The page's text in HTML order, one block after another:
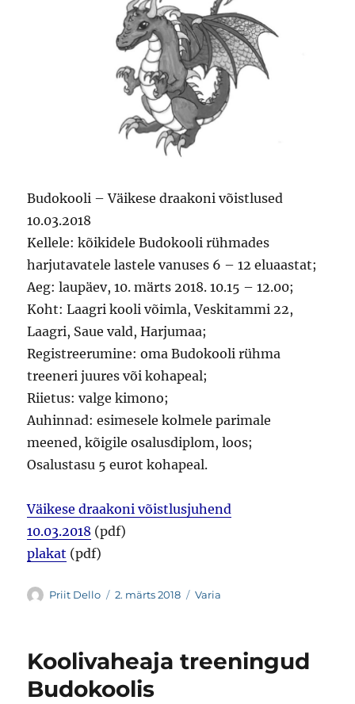
Budokooli – Väikese draakoni võistlused
10.03.2018
Kellele: kõikidele Budokooli rühmades
harjutavatele lastele vanuses 6 – 12 eluaastat;
Aeg: laupäev, 10. märts 2018. 10.15 – 12.00;
Koht: Laagri kooli võimla, Veskitammi 22,
Laagri, Saue vald, Harjumaa;
Registreerumine: oma Budokooli rühma
treeneri juures või kohapeal;
Riietus: valge kimono;
Auhinnad: esimesele kolmele parimale
meened, kõigile osalusdiplom, loos;
Osalustasu 5 eurot kohapeal.
Väikese draakoni võistlusjuhend
10.03.2018 (pdf)
plakat (pdf)
Autor
Priit Dello Postitatud
2. märts 2018 Rubriigid
Varia
Koolivaheaja treeningud
Budokoolis